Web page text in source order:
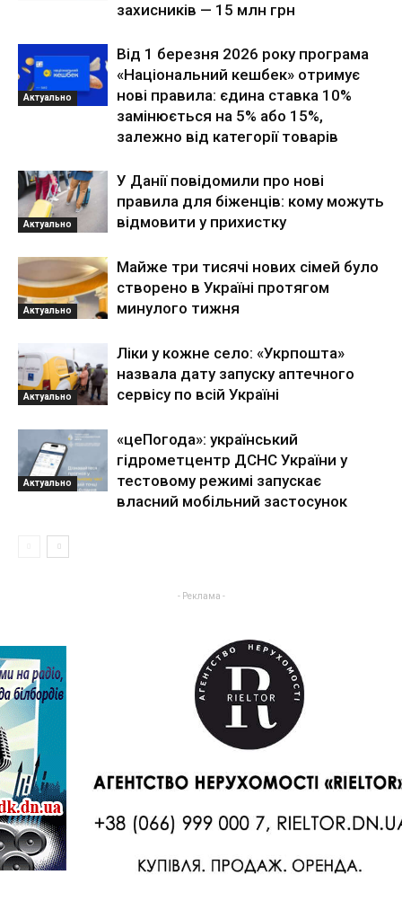
захисників — 15 млн грн
Актуально
Від 1 березня 2026 року програма
«Національний кешбек» отримує
нові правила: єдина ставка 10%
замінюється на 5% або 15%,
залежно від категорії товарів
Актуально
У Данії повідомили про нові
правила для біженців: кому можуть
відмовити у прихистку
Актуально
Майже три тисячі нових сімей було
створено в Україні протягом
минулого тижня
Актуально
Ліки у кожне село: «Укрпошта»
назвала дату запуску аптечного
сервісу по всій Україні
Актуально
«цеПогода»: український
гідрометцентр ДСНС України у
тестовому режимі запускає
власний мобільний застосунок
- Реклама -